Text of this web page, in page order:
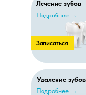
Лечение зубов
Подробнее →
Записаться
Удаление зубов
Подробнее →